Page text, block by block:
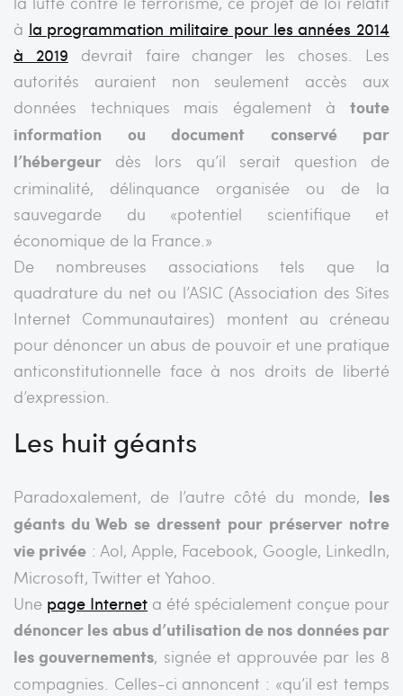
à la programmation militaire pour les années 2014
à 2019 devrait faire changer les choses. Les
autorités auraient non seulement accès aux
données techniques mais également à toute
information ou document conservé par
l’hébergeur dès lors qu’il serait question de
criminalité, délinquance organisée ou de la
sauvegarde du «potentiel scientifique et
économique de la France.»
De nombreuses associations tels que la
quadrature du net ou l’ASIC (Association des Sites
Internet Communautaires) montent au créneau
pour dénoncer un abus de pouvoir et une pratique
anticonstitutionnelle face à nos droits de liberté
d’expression.
Les huit géants
Paradoxalement, de l’autre côté du monde, les
géants du Web se dressent pour préserver notre
vie privée : Aol, Apple, Facebook, Google, LinkedIn,
Microsoft, Twitter et Yahoo.
Une page Internet a été spécialement conçue pour
dénoncer les abus d’utilisation de nos données par
les gouvernements, signée et approuvée par les 8
compagnies. Celles-ci annoncent : «qu’il est temps